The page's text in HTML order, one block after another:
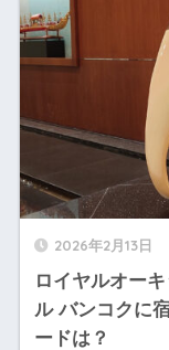
2026年2月13日
ロイヤルオー
ル バンコクに
ードは？